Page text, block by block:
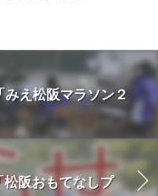
え松阪マラソン２
阪おもてなしプ